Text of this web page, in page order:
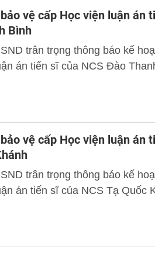
vệ cấp Học viện luận án
Bình
trân trọng thông báo kế
án tiến sĩ của NCS Đào
vệ cấp Học viện luận án
trân trọng thông báo kế
án tiến sĩ của NCS Tạ Quốc